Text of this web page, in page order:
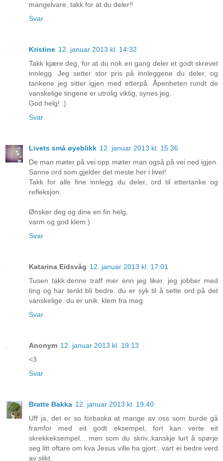
mangelvare, takk for at du deler!!
Svar
Kristine 12. januar 2013 kl. 14:32
Takk kjære deg, for at du nok en gang deler et godt skrevet
innlegg. Jeg setter stor pris på innleggene du deler, og
tankene jeg sitter igjen med etterpå. Åpenheten rundt de
vanskelige tingene er utrolig viktig, synes jeg.
God helg! :)
Svar
Livets små øyeblikk 12. januar 2013 kl. 15:36
De man møter på vei opp møter man også på vei ned igjen.
Sanne ord som gjelder det meste her i livet!
Takk for alle fine innlegg du deler, ord til ettertanke og
refleksjon.
Ønsker deg og dine en fin helg,
varm og god klem:)
Svar
Katarina Eidsvåg 12. januar 2013 kl. 17:01
Tusen takk.denne traff mer enn jeg liker. jeg jobber med
ting og har tenkt bli bedre. du er syk til å sette ord på det
vanskelige. du er unik. klem fra meg
Svar
Anonym 12. januar 2013 kl. 19:13
<3
Svar
Bratte Bakka 12. januar 2013 kl. 19:40
Uff ja, det er so forbaska at mange av oss som burde gå
framfor med eit godt eksempel, fort kan verte eit
skrekkeksempel... men som du skriv..kanskje lurt å spørje
seg litt oftare om kva Jesus ville ha gjort.. vart ei bedre verd
av slikt.